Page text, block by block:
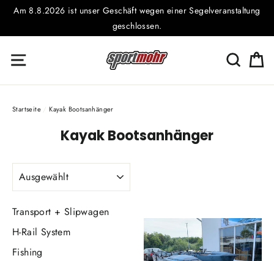
Direkt
Am 8.8.2026 ist unser Geschäft wegen einer Segelveranstaltung
geschlossen.
Seitennavigation Suche
Startseite / Kayak Bootsanhänger
Kayak Bootsanhänger
Transport + Slipwagen
H-Rail System
Fishing